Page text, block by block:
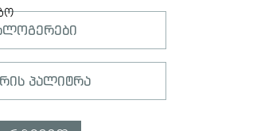
პალიტრა